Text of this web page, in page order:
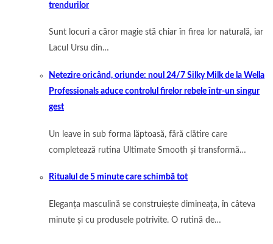
trendurilor
Sunt locuri a căror magie stă chiar în firea lor naturală, iar
Lacul Ursu din…
Netezire oricând, oriunde: noul 24/7 Silky Milk de la Wella
Professionals aduce controlul firelor rebele într-un singur
gest
Un leave in sub forma lăptoasă, fără clătire care
completează rutina Ultimate Smooth și transformă…
Ritualul de 5 minute care schimbă tot
Eleganța masculină se construiește dimineața, în câteva
minute și cu produsele potrivite. O rutină de…